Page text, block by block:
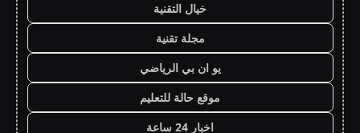
خيال التقنية
مجلة تقنية
يو ان بي الرياضي
موقع حالة للتعليم
اخبار 24 ساعة